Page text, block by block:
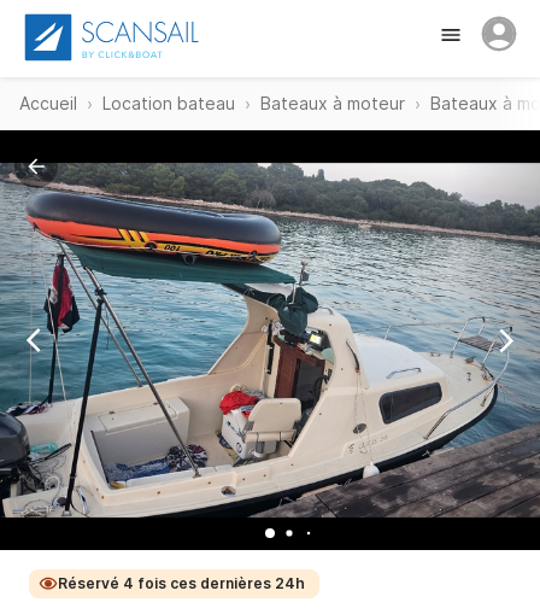
Accueil Location bateau Bateaux à moteur Bateaux à
Réservé 4 fois ces dernières 24h